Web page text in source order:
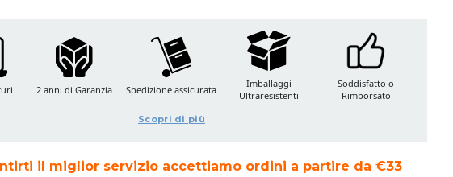
il miglior servizio accettiamo ordini a partire da €33
2 anni di Garanzia Spedizione assicurata
Imballaggi
Ultraresistenti
Soddisfatto o
Rimborsato
Scopri di più